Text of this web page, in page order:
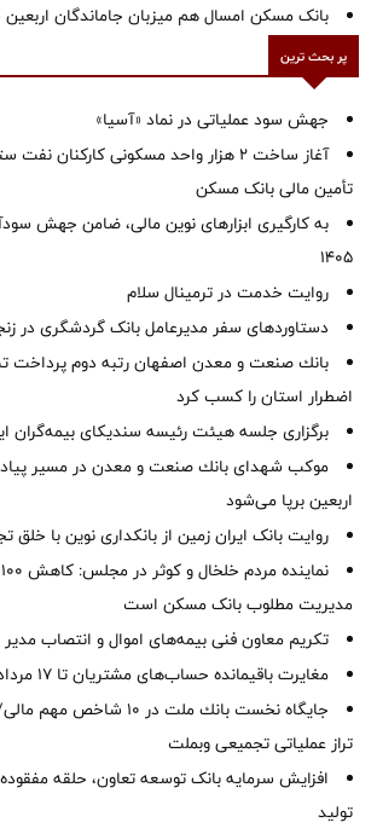
بانک مسکن امسال هم میزبان جاماندگان
پر بحث ترین
جهش سود عملیاتی در نماد «آسیا»
آغاز ساخت ۲ هزار واحد مسکونی کارکنان
تأمین مالی بانک مسکن
به کارگیری ابزارهای نوین مالی، ضامن جهش
1405
روایت خدمت در ترمینال سلام
دستاوردهای سفر مدیرعامل بانک گردشگری در
بانك صنعت و معدن اصفهان رتبه دوم پرداخت
اضطرار استان را كسب كرد
برگزاری جلسه هیئت رئیسه سندیکای بیمه‌گران
موكب شهدای بانك صنعت و معدن در مسیر
اربعین برپا می‌شود
روایت بانک ایران زمین از بانکداری نوین با خلق
مدیریت مطلوب بانک مسکن است
تکریم معاون فنی بیمه‌های اموال و انتصاب مدیر
مغایرت‌ باقیمانده حساب‌های مشتریان تا ۱۷ مرداد برطرف می‌شود
تراز عملیاتی تجمیعی وبملت
افزایش سرمایه بانک توسعه تعاون، حلقه
تولید